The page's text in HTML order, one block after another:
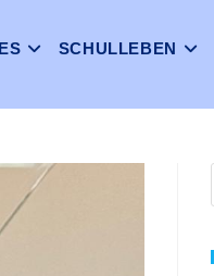
SCHULLEBEN